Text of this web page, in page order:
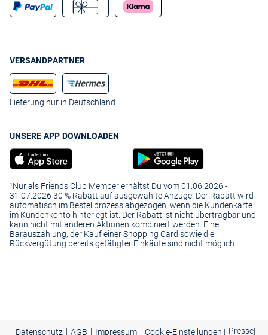
VERSANDPARTNER
Lieferung nur in Deutschland
UNSERE APP DOWNLOADEN
¹Nur als Friends Club Member erhältst Du vom 01.06.2026 -
31.07.2026 30 % Rabatt auf ausgewählte Anzüge. Der Rabatt wird
automatisch im Bestellprozess abgezogen, wenn die Kundenkarte
im Kundenkonto hinterlegt ist. Der Rabatt ist nicht übertragbar und
kann nicht mit anderen Aktionen kombiniert werden. Eine
Barauszahlung, der Kauf einer Shopping Card sowie die
Rückvergütung bereits getätigter Einkäufe sind nicht möglich.
Datenschutz | AGB | Impressum | Cookie-Einstellungen | Presse|